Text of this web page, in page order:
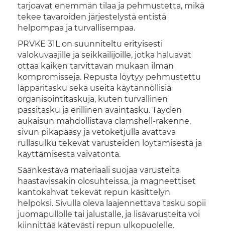
tarjoavat enemmän tilaa ja pehmustetta, mikä
tekee tavaroiden järjestelystä entistä
helpompaa ja turvallisempaa.
PRVKE 31L on suunniteltu erityisesti
valokuvaajille ja seikkailijoille, jotka haluavat
ottaa kaiken tarvittavan mukaan ilman
kompromisseja. Repusta löytyy pehmustettu
läppäritasku sekä useita käytännöllisiä
organisointitaskuja, kuten turvallinen
passitasku ja erillinen avaintasku. Täyden
aukaisun mahdollistava clamshell-rakenne,
sivun pikapääsy ja vetoketjulla avattava
rullasulku tekevät varusteiden löytämisestä ja
käyttämisestä vaivatonta.
Säänkestävä materiaali suojaa varusteita
haastavissakin olosuhteissa, ja magneettiset
kantokahvat tekevät repun käsittelyn
helpoksi. Sivulla oleva laajennettava tasku sopii
juomapullolle tai jalustalle, ja lisävarusteita voi
kiinnittää kätevästi repun ulkopuolelle.